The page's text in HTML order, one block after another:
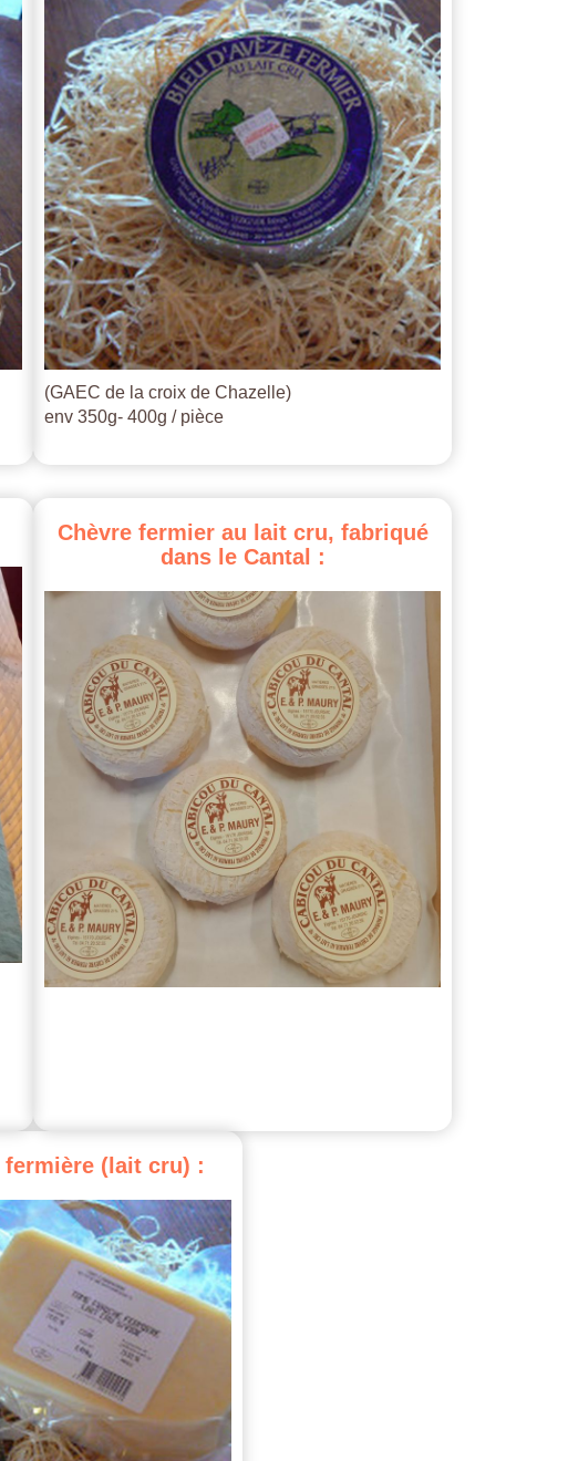
(GAEC de la croix de Chazelle)
env 350g- 400g / pièce
Chèvre fermier au lait cru, fabriqué
dans le Cantal :
fermière (lait cru) :